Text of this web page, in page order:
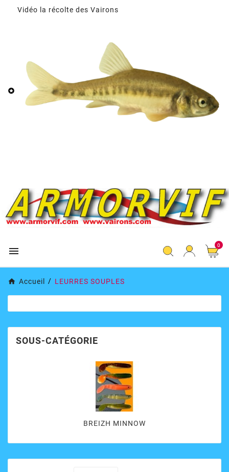

Vidéo la récolte des Vairons
 0
Accueil LEURRES SOUPLES
SOUS-CATÉGORIE
BREIZH MINNOW